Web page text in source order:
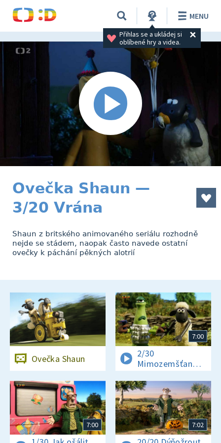
Přihlas se a ukládej si
oblíbené hry a videa.
MENU
Ovečka Shaun —
3/20 Vrána
Shaun z britského animovaného seriálu rozhodně
nejde se stádem, naopak často navede ostatní
ovečky k páchání pěkných alotrií
Ovečka Shaun
7:00
2/30
Mimozemšťan
v nesnázích
7:00 7:02